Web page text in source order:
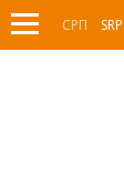
СРП SRP